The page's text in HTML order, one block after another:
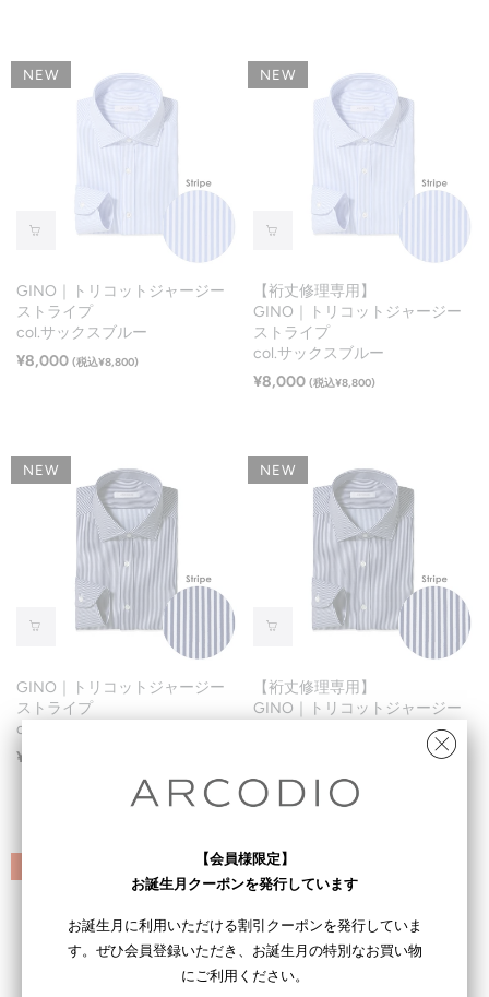
NEW
GINO｜トリコットジャージー
ストライプ
col.サックスブルー
¥8,000 (税込¥8,800)
NEW
【裄丈修理専用】
GINO｜トリコットジャージー
ストライプ
col.サックスブルー
¥8,000 (税込¥8,800)
NEW
GINO｜トリコットジャージー
ストライプ
col.ネイビー
¥8,000
NEW
【裄丈修理専用】
GINO｜トリコットジャージー
¥8,000
(税込¥8,800)
【会員様限定】
お誕生月クーポンを発行しています
お誕生月に利用いただける割引クーポンを発行していま
す。ぜひ会員登録いただき、お誕生月の特別なお買い物
にご利用ください。